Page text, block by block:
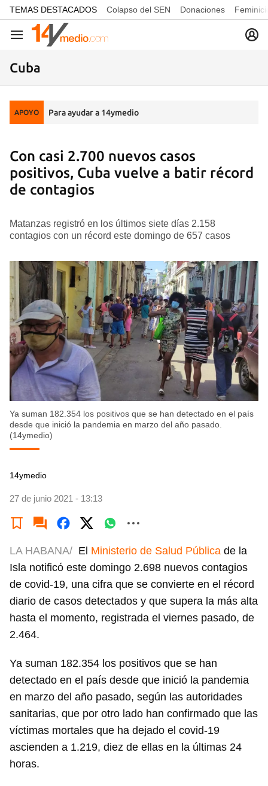
common.go-to-content
TEMAS DESTACADOS Colapso del SEN Donaciones
Navegación
Cuba
APOYO Para ayudar a 14ymedio
Con casi 2.700 nuevos casos
positivos, Cuba vuelve a batir récord
de contagios
Matanzas registró en los últimos siete días 2.158
contagios con un récord este domingo de 657 casos
Ya suman 182.354 los positivos que se han detectado en el país
desde que inició la pandemia en marzo del año pasado.
(14ymedio)
14ymedio
27 de junio 2021 - 13:13
LA HABANA/ El Ministerio de Salud Pública de la
Isla notificó este domingo 2.698 nuevos contagios
de covid-19, una cifra que se convierte en el récord
diario de casos detectados y que supera la más alta
hasta el momento, registrada el viernes pasado, de
2.464.
Ya suman 182.354 los positivos que se han
detectado en el país desde que inició la pandemia
en marzo del año pasado, según las autoridades
sanitarias, que por otro lado han confirmado que las
víctimas mortales que ha dejado el covid-19
ascienden a 1.219, diez de ellas en la últimas 24
horas.